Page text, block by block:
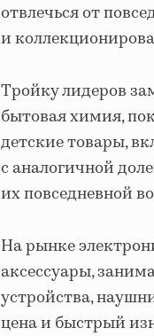
отвлечься от
и
Тройку лидеров
бытовая химия,
детские товары,
с аналогичной
их повседневной
На рынке
аксессуары,
устройства,
цена и быстрый